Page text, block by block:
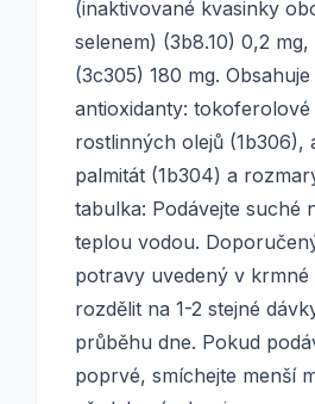
(inaktivované kvasinky
selenem) (3b8.10) 0,2
(3c305) 180 mg.
antioxidanty:
rostlinných olejů (1b306),
palmitát (1b304) a
tabulka: Podávejte suché
teplou vodou.
potravy uvedený v krmné
rozdělit na 1-2 stejné
průběhu dne. Pokud
poprvé, smíchejte menší